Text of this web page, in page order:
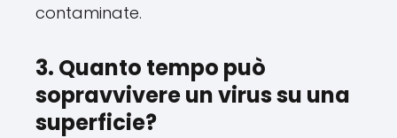
contaminate.
3. Quanto tempo può
sopravvivere un virus su una
superficie?